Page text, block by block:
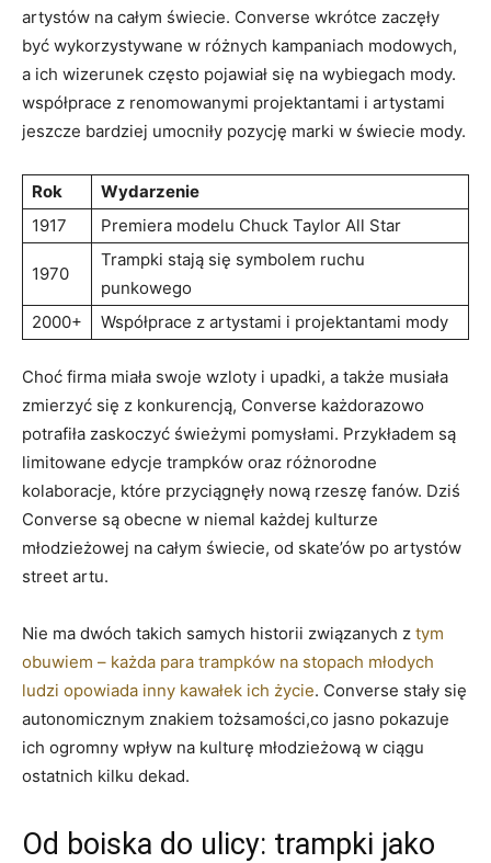
artystów na całym ‍świecie. Converse wkrótce ⁤zaczęły
być ‍wykorzystywane w różnych kampaniach⁣ modowych,
a ich ​wizerunek często ‌pojawiał się na‍ wybiegach ⁤mody.
współprace⁤ z renomowanymi projektantami i artystami
jeszcze bardziej ⁢umocniły pozycję⁤ marki⁢ w świecie​ mody.
Rok
Wydarzenie
1917
Premiera modelu Chuck⁤ Taylor All‍ Star
1970
Trampki stają⁣ się ⁤symbolem‌ ruchu⁢
punkowego
2000+
Współprace z ⁤artystami i projektantami mody
Choć firma miała swoje wzloty i ⁢upadki, a także musiała
zmierzyć się‍ z konkurencją, ⁢Converse każdorazowo
⁤potrafiła ‌zaskoczyć⁢ świeżymi‌ pomysłami.‌ Przykładem ⁤są
limitowane edycje ​trampków oraz⁣ różnorodne‌
kolaboracje, ⁤które przyciągnęły⁣ nową rzeszę fanów. ​Dziś
Converse są ⁤obecne w niemal​ każdej kulturze
młodzieżowej‌ na⁤ całym świecie, od skate’ów ​po ⁣artystów
street artu.
Nie ma dwóch‍ takich ⁤samych historii związanych z tym
⁣obuwiem​ –‍ każda ⁢para trampków na‍ stopach młodych
ludzi opowiada inny ⁢kawałek⁢ ich życie. Converse stały‍ się
autonomicznym ‌znakiem ⁤tożsamości,co jasno⁤ pokazuje
ich ogromny ⁣wpływ na kulturę młodzieżową ‍w ciągu
ostatnich kilku dekad.
Od boiska ‌do ulicy: trampki jako